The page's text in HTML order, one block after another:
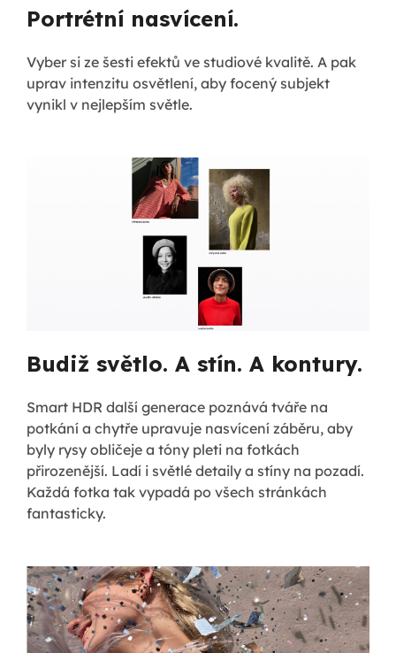
Portrétní nasvícení.
Vyber si ze šesti efektů ve studiové kvalitě. A pak
uprav intenzitu osvětlení, aby focený subjekt
vynikl v nejlepším světle.
Budiž světlo. A stín. A kontury.
Smart HDR další generace poznává tváře na
potkání a chytře upravuje nasvícení záběru, aby
byly rysy obličeje a tóny pleti na fotkách
přirozenější. Ladí i světlé detaily a stíny na pozadí.
Každá fotka tak vypadá po všech stránkách
fantasticky.